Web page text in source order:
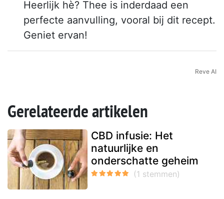
Heerlijk hè? Thee is inderdaad een
perfecte aanvulling, vooral bij dit recept.
Geniet ervan!
Reve AI
Gerelateerde artikelen
CBD infusie: Het
natuurlijke en
onderschatte geheim